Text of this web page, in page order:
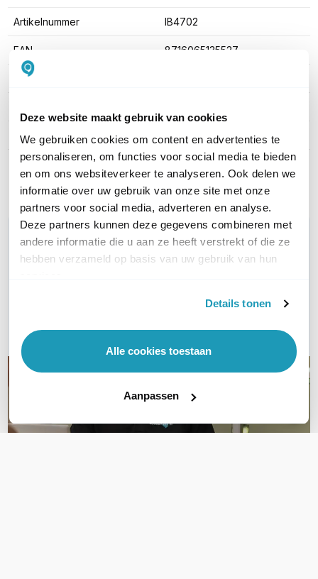
Deze website maakt gebruik van cookies
We gebruiken cookies om content en advertenties te
personaliseren, om functies voor social media te bieden
en om ons websiteverkeer te analyseren. Ook delen we
informatie over uw gebruik van onze site met onze
partners voor social media, adverteren en analyse.
Deze partners kunnen deze gegevens combineren met
andere informatie die u aan ze heeft verstrekt of die ze
hebben verzameld op basis van uw gebruik van hun
Details tonen
Alle cookies toestaan
Aanpassen
Artikelnummer IB4702
EAN 8716065135527
Kabel lengte
Kleur Paars
Toon meer
WIL JIJ ADVIES OP MAAT?
Vraag het onze experts!